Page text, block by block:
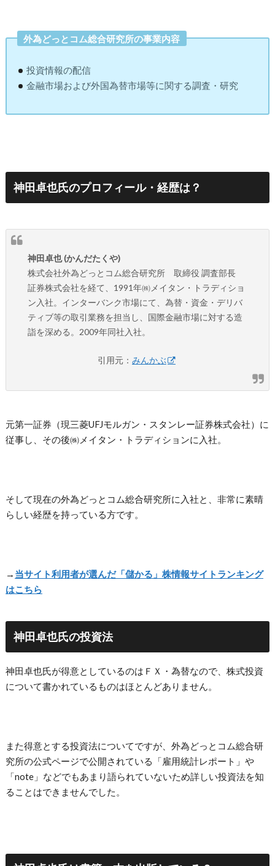
外為どっとコム総合研究所の事業内容
投資情報の配信
金融市場および外国為替市場等に関する調査・研究
神田卓也氏のプロフィール・経歴は？
神田卓也 (かんだたくや)
株式会社外為どっとコム総合研究所 取締役 調査部長
証券株式会社を経て、1991年㈱メイタン・トラディショ
ン入社。インターバンク市場にて、為替・資金・デリバ
ティブ等の取引業務を担当し、国際金融市場に対する造
詣を深める。2009年同社入社。
引用元： みんかぶ
元第一証券（現三菱UFJモルガン・スタンレー証券株式会社）に
従事し、その後㈱メイタン・トラディションに入社。
そして現在の外為どっとコム総合研究所に入社と、非常に素晴
らしい経歴を持っている方です。
→ 当サイト利用者が選んだ「儲かる」株情報サイトランキング
はこちら
神田卓也氏の投資法
神田卓也氏が得意としているのはＦＸ・為替なので、株式投資
について書かれているものはほとんどありません。
また得意とする投資法についてですが、外為どっとコム総合研
究所の公式ページで公開されている「雇用統計レポート」や
「note」などでもあまり語られていないため詳しい投資法を知
ることはできませんでした。